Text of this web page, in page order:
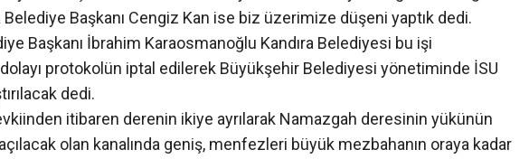
dedi.
itibaren derenin ikiye ayrılarak Namazgah deresinin yükünün
olan kanalında geniş, menfezleri büyük mezbahanın oraya kadar
Vali Ercan Topaca: “Yeni yapılacak baraj kapaklarının 1 eylül den itibaren
ve yaz mevsimi dışında kapakların kapanmamasını istedi.